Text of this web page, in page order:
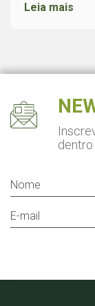
Leia mais